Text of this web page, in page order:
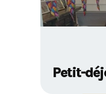
Petit-